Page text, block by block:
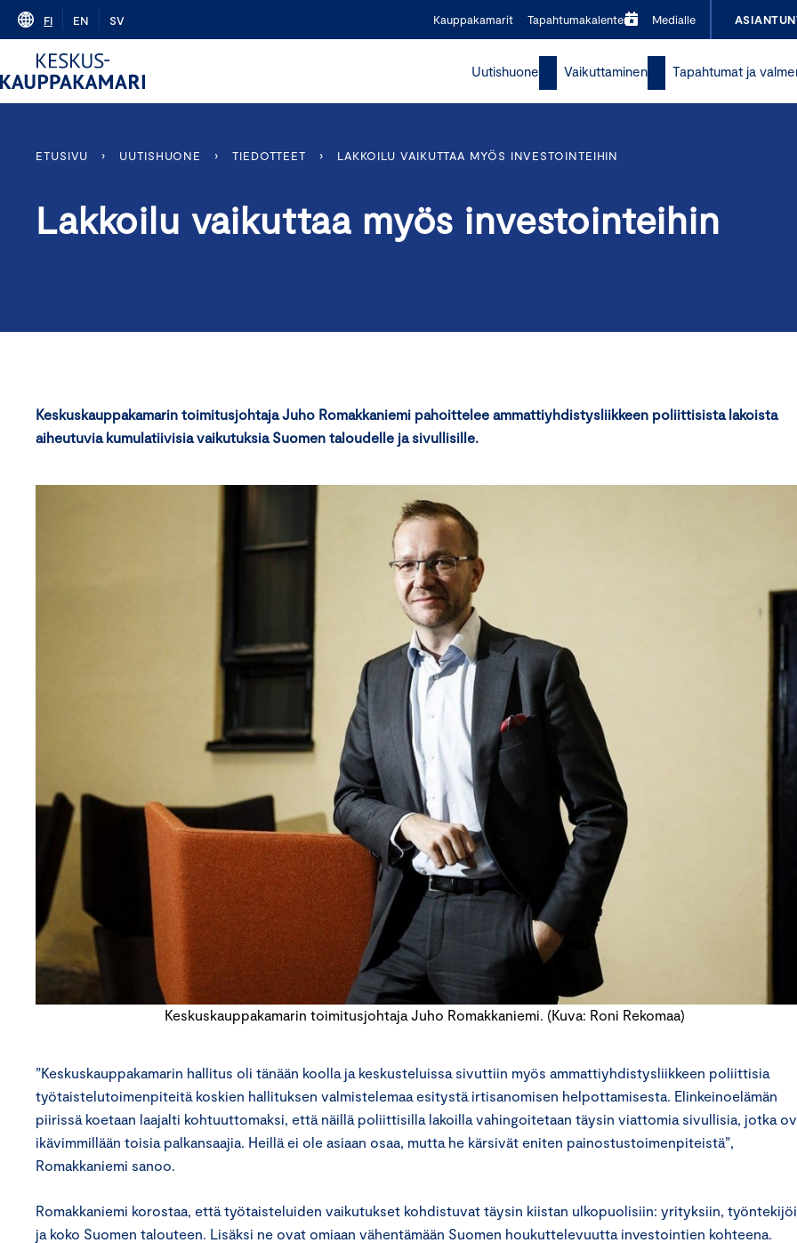
Skip
content
FI EN SV Kauppakamarit Tapahtumakalenteri Medialle
Uutishuone Vaikuttaminen Tapahtumat ja
ETUSIVU › UUTISHUONE › TIEDOTTEET › LAKKOILU VAIKUTTAA MYÖS INVESTOINTEIHIN
Lakkoilu vaikuttaa myös investointeihin
Keskuskauppakamarin toimitusjohtaja Juho Romakkaniemi pahoittelee ammattiyhdistysliikkeen poliittisista lakoista
aiheutuvia kumulatiivisia vaikutuksia Suomen taloudelle ja sivullisille.
Keskuskauppakamarin toimitusjohtaja Juho Romakkaniemi. (Kuva: Roni Rekomaa)
”Keskuskauppakamarin hallitus oli tänään koolla ja keskusteluissa sivuttiin myös ammattiyhdistysliikkeen poliittisia
työtaistelutoimenpiteitä koskien hallituksen valmistelemaa esitystä irtisanomisen helpottamisesta. Elinkeinoelämän
piirissä koetaan laajalti kohtuuttomaksi, että näillä poliittisilla lakoilla vahingoitetaan täysin viattomia sivullisia, jotka
ikävimmillään toisia palkansaajia. Heillä ei ole asiaan osaa, mutta he kärsivät eniten painostustoimenpiteistä”,
Romakkaniemi sanoo.
Romakkaniemi korostaa, että työtaisteluiden vaikutukset kohdistuvat täysin kiistan ulkopuolisiin: yrityksiin,
ja koko Suomen talouteen. Lisäksi ne ovat omiaan vähentämään Suomen houkuttelevuutta investointien kohteena.